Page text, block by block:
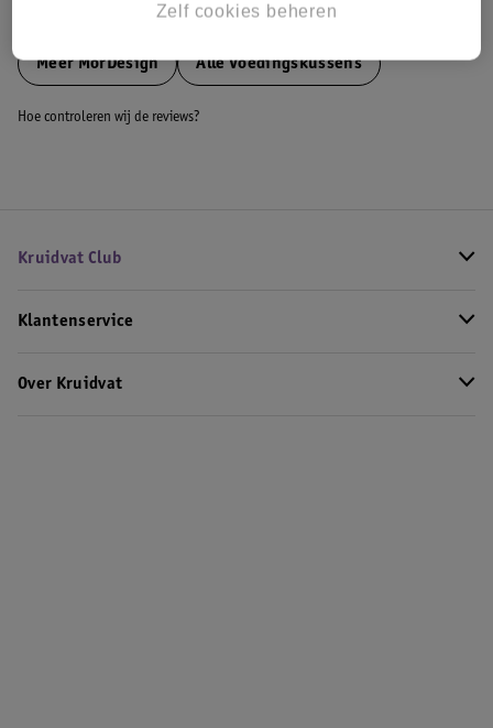
MeerMorDesign Alle Voedingskussens
Hoe controleren wij de reviews?
Kruidvat Club
Klantenservice
Over Kruidvat
Zelf cookies beheren